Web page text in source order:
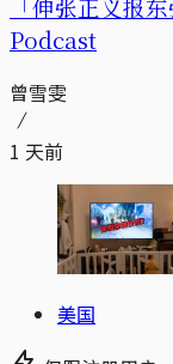
「伸张正义报
Podcast
曾雪雯
1 天前
美国